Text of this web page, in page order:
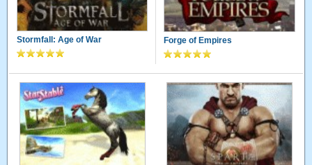
Stormfall: Age of War Forge of Empires